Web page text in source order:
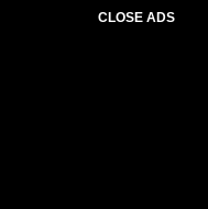
CLOSE ADS